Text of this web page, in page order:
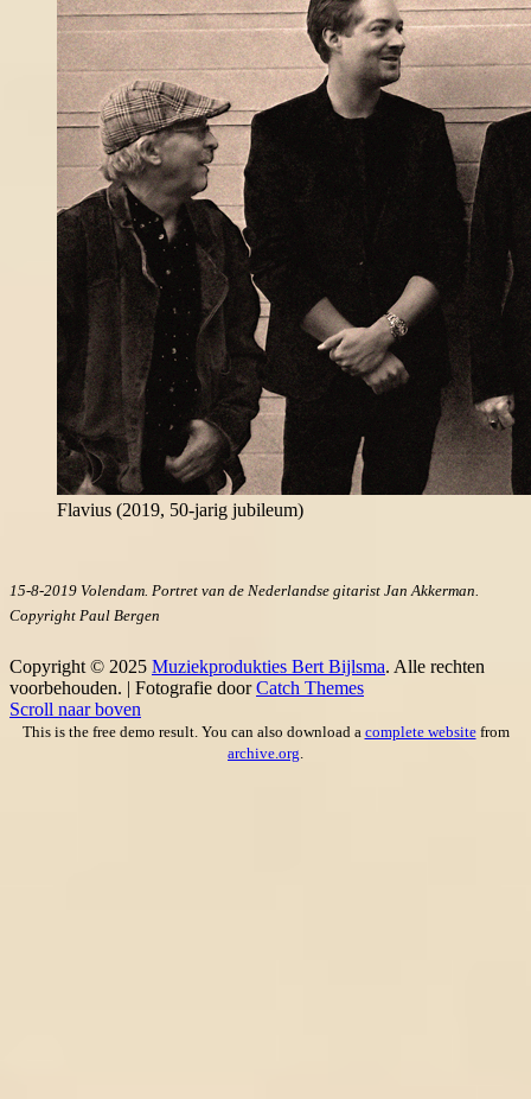
Flavius (2019, 50-jarig jubileum)
15-8-2019 Volendam. Portret van de Nederlandse gitarist Jan Akkerman.
Copyright Paul Bergen
Copyright © 2025 Muziekprodukties Bert Bijlsma. Alle rechten
voorbehouden. | Fotografie doorCatch Themes
Scroll naar boven
This is the free demo result. You can also download a complete websitefrom
archive.org.